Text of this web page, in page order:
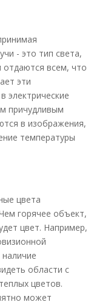
- это тип света,
отдаются всем, что
эти
электрические
причудливым
в изображения,
температуры
цвета
горячее объект,
цвет. Например,
области с
цветов.
может